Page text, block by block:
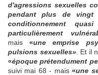
d'agressions sexuelles
pendant plus de vingt
conditionnement
particulièrement
mais
«une emprise
pulsions sexuelles». Et il
«époqueprétendument
suivi mai 68 - mais «une